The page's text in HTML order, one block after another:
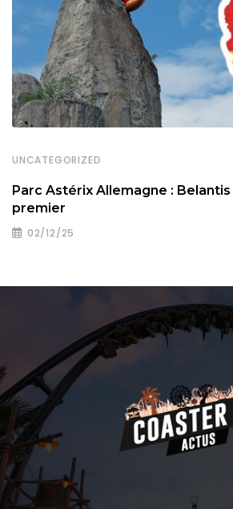
UNCATEGORIZED
Parc Astérix Allemagne :
premier
02/12/25